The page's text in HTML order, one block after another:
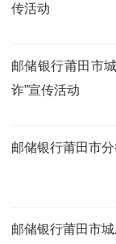
传活动
邮储银行莆田市
诈”宣传活动
邮储银行莆田市
邮储银行莆田市